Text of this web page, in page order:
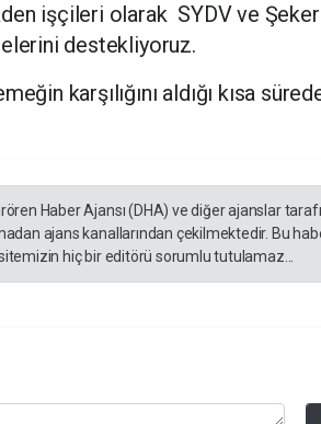
işçileri olarak SYDV ve Şeker
destekliyoruz.
karşılığını aldığı kısa
Haber Ajansı (DHA) ve diğer ajanslar
ajans kanallarından çekilmektedir. Bu
hiç bir editörü sorumlu tutulamaz...